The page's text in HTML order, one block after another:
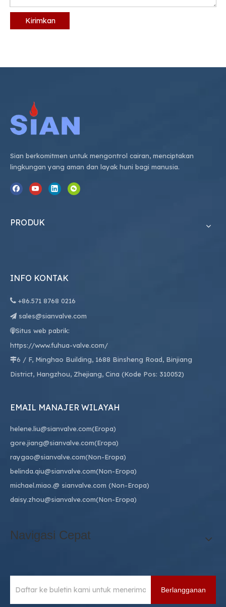
Kirimkan
Sian berkomitmen untuk mengontrol cairan, menciptakan
lingkungan yang aman dan layak huni bagi manusia.
PRODUK
INFO KONTAK
 +86.571 8768 0216
 sales@sianvalve.com
Situs web pabrik:
https://www.fuhua-valve.com/
6 / F, Minghao Building, 1688 Binsheng Road, Binjiang
District, Hangzhou, Zhejiang, Cina (Kode Pos: 310052)
EMAIL MANAJER WILAYAH
helene.liu@sianvalve.com(Eropa)
gore.jiang@sianvalve.com(Eropa)
raygao@sianvalve.com(Non-Eropa)
belinda.qiu@sianvalve.com(Non-Eropa)
michael.miao.@ sianvalve.com (Non-Eropa)
daisy.zhou@sianvalve.com(Non-Eropa)
Navigasi Cepat
Berlangganan